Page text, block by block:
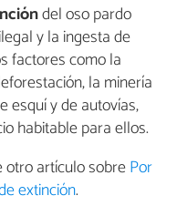
del oso pardo
y la ingesta de
factores como la
la minería
esquí y de autovías,
habitable para ellos.
artículo sobrePor
extinción.